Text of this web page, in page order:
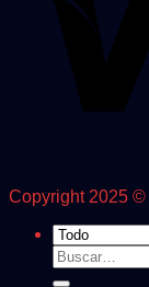
Copyright 2025 ©
Buscar
por: